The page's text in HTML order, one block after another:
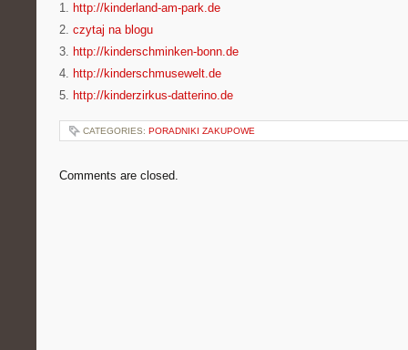
1. http://kinderland-am-park.de
2. czytaj na blogu
3. http://kinderschminken-bonn.de
4. http://kinderschmusewelt.de
5. http://kinderzirkus-datterino.de
CATEGORIES: PORADNIKI ZAKUPOWE
Comments are closed.